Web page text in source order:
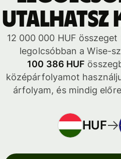
utalhatsz
12 000 000 HUF
legolcsóbban a Wise-
100 386 HUF
középárfolyamot
árfolyam, és mindig
HUF